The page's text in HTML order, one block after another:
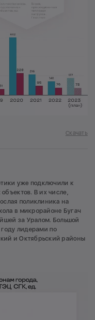
Скачать
уже подключили к
В их числе,
поликлиника на
в микрорайоне Бугач
за Уралом. Большой
лидерами по
и Октябрьский районы